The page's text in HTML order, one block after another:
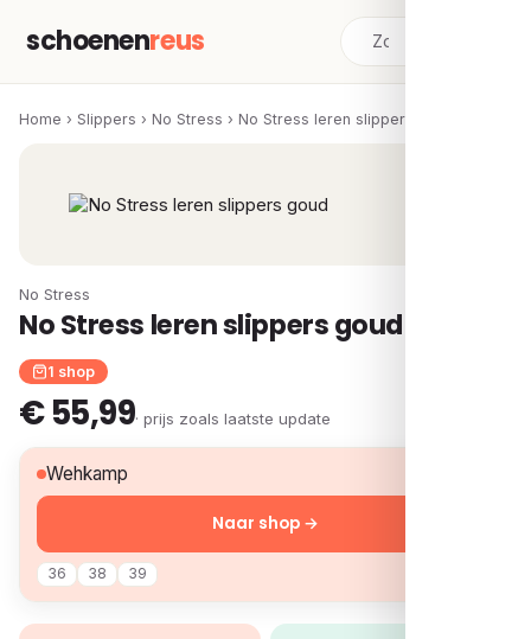
schoenenreus
Home › Slippers › No Stress › No Stress leren slippers goud
No Stress
No Stress leren slippers goud
1 shop
€ 55,99· prijs zoals laatste update
Wehkamp
36 38 39
Naar shop →